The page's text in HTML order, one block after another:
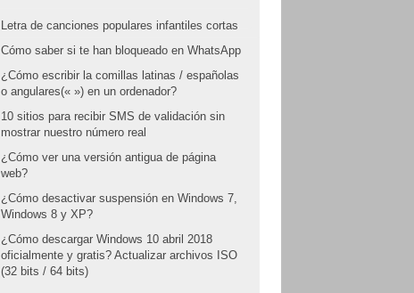
Letra de canciones populares infantiles cortas
Cómo saber si te han bloqueado en WhatsApp
¿Cómo escribir la comillas latinas / españolas
o angulares(« ») en un ordenador?
10 sitios para recibir SMS de validación sin
mostrar nuestro número real
¿Cómo ver una versión antigua de página
web?
¿Cómo desactivar suspensión en Windows 7,
Windows 8 y XP?
¿Cómo descargar Windows 10 abril 2018
oficialmente y gratis? Actualizar archivos ISO
(32 bits / 64 bits)